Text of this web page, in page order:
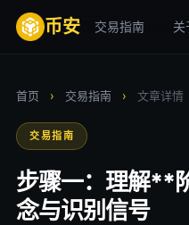
币安 交易指南 关
首页 › 交易指南 › 文章详情
交易指南
步骤一：理解**
念与识别信号